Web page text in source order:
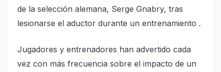
de la selección alemana, Serge Gnabry, tras
lesionarse el aductor durante un entrenamiento .
Jugadores y entrenadores han advertido cada
vez con más frecuencia sobre el impacto de un